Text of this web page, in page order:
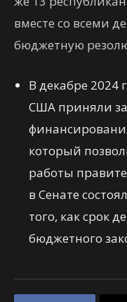
вместе со всеми
бюджетную
В декабре 2024
США приняли
который
работы
в Сенате
того, как срок
бюджетного